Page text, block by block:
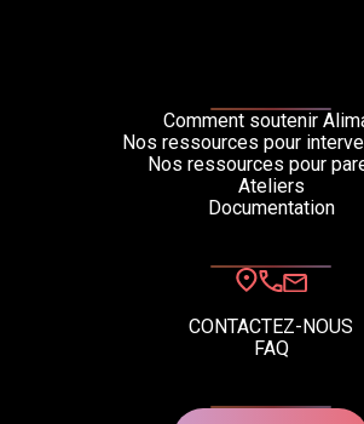
Comment soutenir
Nos ressources pour
Nos ressources pour
Ateliers
Documentation
CONTACTEZ-NOUS
FAQ